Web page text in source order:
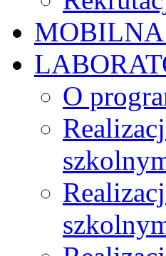
MOBILNA
O